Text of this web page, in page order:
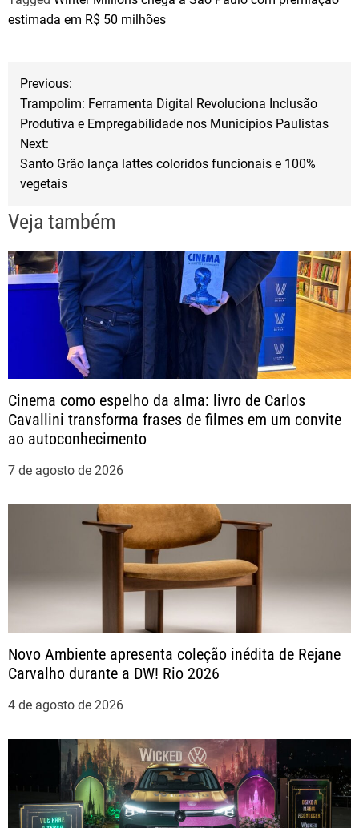
c
e
o
k
i
t
r
a
r
estimada em R$ 50 milhões
N
g
a
o
d
e
P
s
Previous:
Trampolim: Ferramenta Digital Revoluciona Inclusão
Produtiva e Empregabilidade nos Municípios Paulistas
Next:
Santo Grão lança lattes coloridos funcionais e 100%
vegetais
Veja também
Cinema como espelho da alma: livro de Carlos
Cavallini transforma frases de filmes em um convite
ao autoconhecimento
7 de agosto de 2026
Novo Ambiente apresenta coleção inédita de Rejane
Carvalho durante a DW! Rio 2026
4 de agosto de 2026